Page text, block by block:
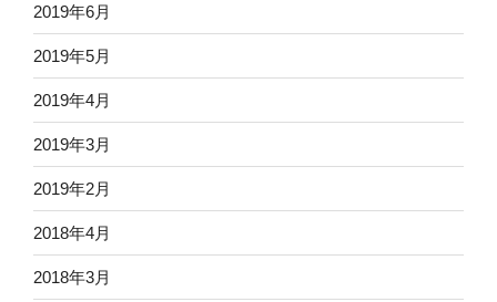
2019年6月
2019年5月
2019年4月
2019年3月
2019年2月
2018年4月
2018年3月